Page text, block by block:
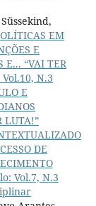
EM
E
E... “VAI TER
N.3
E
LUTA!”
DE
Vol.7, N.3